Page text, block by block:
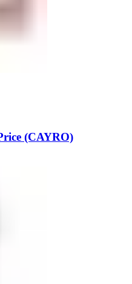
(CAYRO)